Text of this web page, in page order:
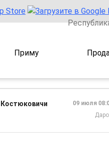
Приму
09 июля